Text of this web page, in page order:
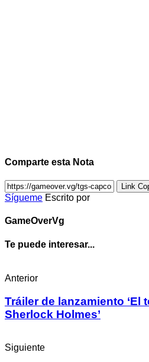
Comparte esta Nota
Link
Sígueme Escrito por
GameOverVg
Te puede interesar...
Anterior
Tráiler de lanzamiento ‘El
Sherlock Holmes’
Siguiente